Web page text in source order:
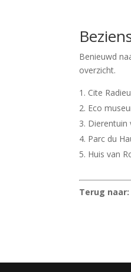
Benieuwd
overzicht.
Cite
Eco
Dierentuin
Parc du
Huis van
Terug naar: